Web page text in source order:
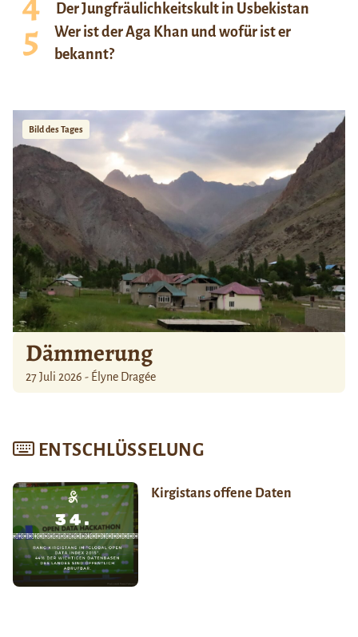
Der Jungfräulichkeitskult in Usbekistan
Wer ist der Aga Khan und wofür ist er
bekannt?
Bild des Tages
Dämmerung
27 Juli 2026 - Élyne Dragée
ENTSCHLÜSSELUNG
Kirgistans offene Daten